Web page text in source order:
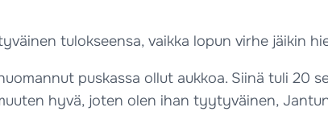
tulokseensa, vaikka lopun virhe jäikin
puskassa ollut aukkoa. Siinä tuli 20
hyvä, joten olen ihan tyytyväinen,